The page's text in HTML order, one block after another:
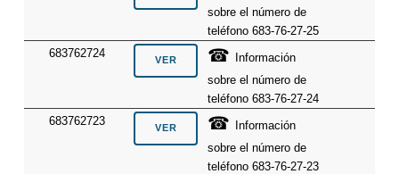
sobre el número de
teléfono 683-76-27-25
683762724
☎
Información
sobre el número de
teléfono 683-76-27-24
683762723
☎
Información
sobre el número de
teléfono 683-76-27-23